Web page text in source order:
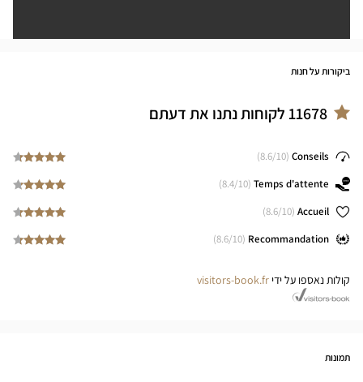
ביקורות על חנות
11678לקוחות נתנו את דעתם
Conseils
(
8.6/10)
Temps d'attente
(
8.4/10)
Accueil
(
8.6/10)
Recommandation
(
8.6/10)
קולות נאספו על ידי visitors-book.fr
תמונות